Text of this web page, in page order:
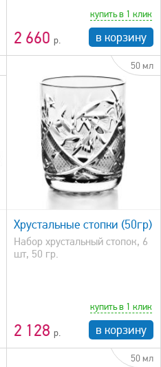
2 660
купить в 1 клик
в корзину
50 мл
Хрустальные стопки (50гр)
Набор хрустальный стопок, 6
шт, 50 гр.
2 128
купить в 1 клик
в корзину
50 мл